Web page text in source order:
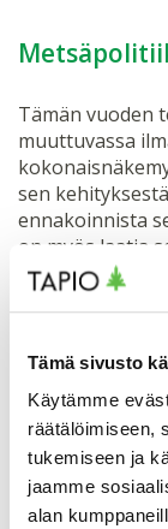
Tämä sivusto
Käytämme
räätälöimiseen,
tukemiseen ja
jaamme
alan
Tämän vuoden
muuttuvassa
sen
ennakoinnista
on myös laatia
terveyteen
laaditaan myös
Lisätietoa